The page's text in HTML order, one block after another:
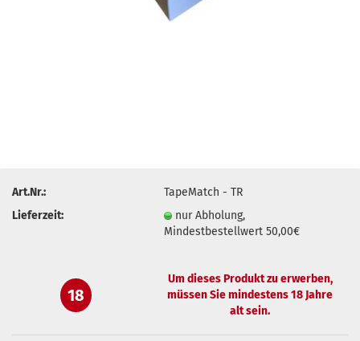
Art.Nr.:
TapeMatch - TR
Lieferzeit:
nur Abholung,
Mindestbestellwert 50,00€
18
Um dieses Produkt zu erwerben,
müssen Sie mindestens 18 Jahre
alt sein.